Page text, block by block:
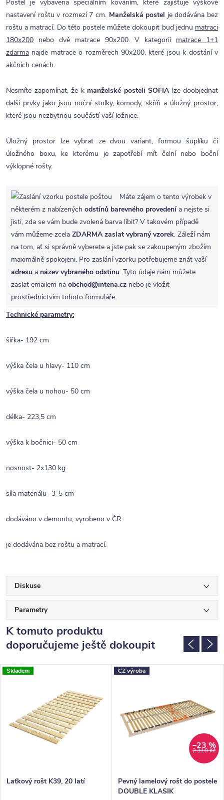
Postel je vybavena speciálním kováním, které zajišťuje výškové
nastavení roštu v rozmezí 7 cm. Manželská postel je dodávána bez
roštu a matrací. Do této postele můžete dokoupit buď jednu matraci
180x200 nebo dvě matrace 90x200. V kategorii matrace 1+1
zdarma najde matrace o rozměrech 90x200, které jsou k dostání v
akčních cenách.
Nesmíte zapomínat, že k manželské posteli SOFIAlze doobjednat
další prvky jako jsou noční stolky, komody, skříň a úložný prostor,
které jsou nezbytnou součástí vaší ložnice.
Úložný prostor lze vybrat ze dvou variant, formou šuplíku či
úložného boxu, ke kterému je zapotřebí mít čelní nebo boční
výklopné rošty.
Máte zájem o tento výrobek v
některém z nabízených odstínů barevného provedení a nejste si
jisti, zda se vám bude zvolená barva líbit? V takovém případě
vám můžeme zcela ZDARMA zaslat vybraný vzorek. Záleží nám
na tom, ať si správně vyberete a jste pak se zakoupeným zbožím
maximálně spokojeni. Pro zaslání vzorku potřebujeme znát vaší
adresu a název vybraného odstínu. Tyto údaje nám můžete
zaslat emailem na obchod@intena.cz nebo je vložit
prostřednictvím tohoto formuláře.
Technické parametry:
šířka- 192 cm
výška čela u hlavy- 110 cm
výška čela u nohou- 50 cm
délka- 223,5 cm
výška k bočnici- 50 cm
nosnost- 2x130 kg
síla materiálu- 3-5 cm
dodáváno v demontu, vyrobeno v ČR.
je dodávána bez roštu a matrací.
Diskuse
Parametry
K tomuto produktu
doporučujeme ještě dokoupit
Skladem
Laťkový rošt K39, 20 latí
CZ výroba
2 110 Kč
–23 %
Pevný lamelový rošt do postele
DOUBLE KLASIK